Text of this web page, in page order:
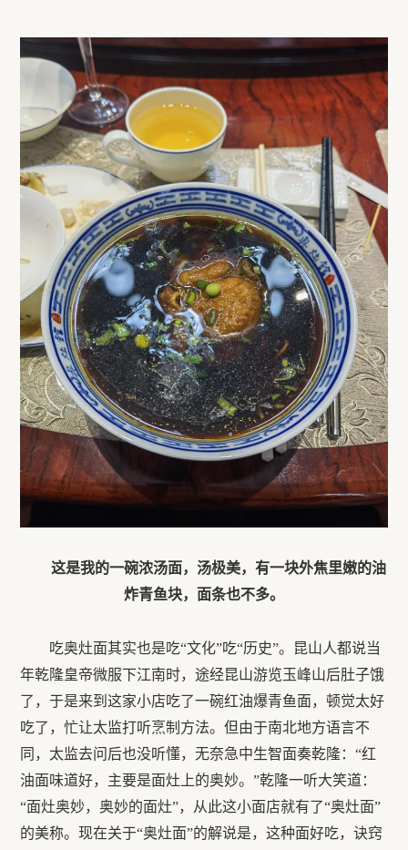
这是我的一碗浓汤面，汤极美，有一块外焦里嫩的油
炸青鱼块， 面条也不多。
吃奥灶面其实也是吃“文化”吃“历史”。昆山人都说当
年乾隆皇帝微服下江南时，途经昆山游览玉峰山后肚子饿
了，于是来到这家小店吃了一碗红油爆青鱼面，顿觉太好
吃了，忙让太监打听烹制方法。但由于南北地方语言不
同，太监去问后也没听懂，无奈急中生智面奏乾隆：“红
油面味道好，主要是面灶上的奥妙。”乾隆一听大笑道：
“面灶奥妙，奥妙的面灶”，从此这小面店就有了“奥灶面”
的美称。现在关于“奥灶面”的解说是，这种面好吃，诀窍